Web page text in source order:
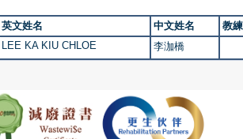
英文姓名
中文姓名 教
LEE KA KIU CHLOE
李泇橋